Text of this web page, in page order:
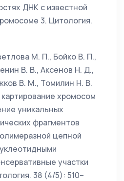
ДНК с известной
3. Цитология.
М. П., Бойко В. П.,
В. В., Аксенов Н. Д.,
В. М., Томилин Н. В.
хромосом
уникальных
фрагментов
цепной
участки
38 (4/5): 510–